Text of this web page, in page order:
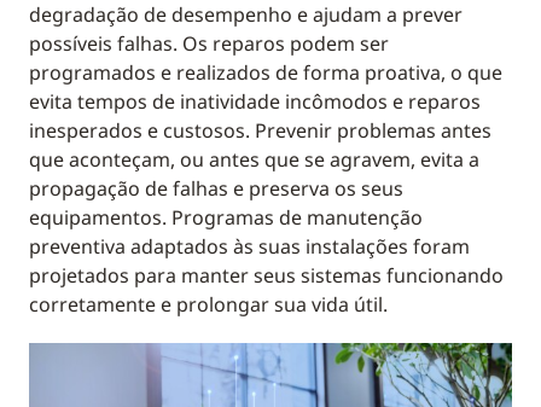
degradação de desempenho e ajudam a prever
possíveis falhas. Os reparos podem ser
programados e realizados de forma proativa, o que
evita tempos de inatividade incômodos e reparos
inesperados e custosos. Prevenir problemas antes
que aconteçam, ou antes que se agravem, evita a
propagação de falhas e preserva os seus
equipamentos. Programas de manutenção
preventiva adaptados às suas instalações foram
projetados para manter seus sistemas funcionando
corretamente e prolongar sua vida útil.